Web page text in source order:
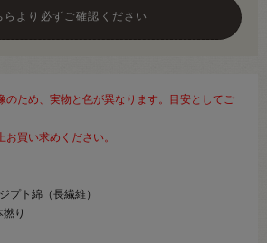
らより必ずご確認ください
のため、実物と色が異なります。目安としてご
買い求めください。
プト綿（長繊維）
り